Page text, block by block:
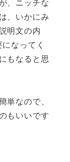
、ニッチな
、いかにみ
明文の内
なってく
もなると思
単なので、
もいいです